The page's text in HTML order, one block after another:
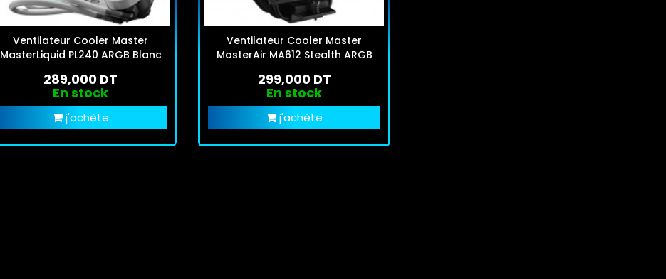
Ventilateur Cooler Master
MasterLiquid PL240 ARGB Blanc
289,000 DT
En stock
j'achète
Ventilateur Cooler Master
MasterAir MA612 Stealth ARGB
299,000 DT
En stock
j'achète